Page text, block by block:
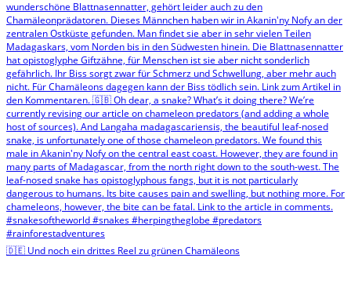
🇩🇪 Und noch ein drittes Reel zu grünen Chamäleons